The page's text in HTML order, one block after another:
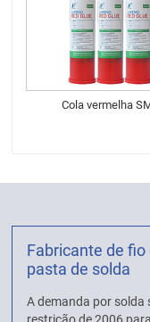
Cola vermelha
Fabricante de fio
pasta de solda
A demanda por solda